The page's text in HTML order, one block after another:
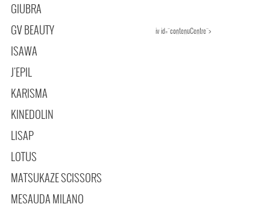
GIUBRA
GV BEAUTY
ISAWA
J'EPIL
KARISMA
KINEDOLIN
LISAP
LOTUS
MATSUKAZE SCISSORS
MESAUDA MILANO
iv id="contenuCentre">